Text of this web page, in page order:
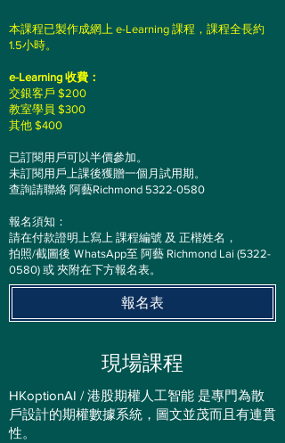
本課程已製作成網上 e-Learning 課程， 課程全長約
1.5小時。
e-Learning 收費：
交銀客戶 $200
教室學員 $300
其他 $400
已訂閱用戶可以半價參加。
未訂閱用戶上課後獲贈一個月試用期。
查詢請聯絡 阿藝Richmond 5322-0580
報名須知：
請在付款證明上寫上 課程編號 及 正楷姓名，
拍照/截圖後 ＷhatsApp至 阿藝 Richmond Lai (5322-
0580) 或 夾附在下方報名表。
報名表
​現場課程
HKoptionAI / 港股期權人工智能 是專門為散
戶設計的期權數據系統，圖文並茂而且有連貫
性。